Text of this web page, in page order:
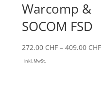
Warcomp &
SOCOM FSD
272.00 CHF – 409.00 CHF
inkl. MwSt.